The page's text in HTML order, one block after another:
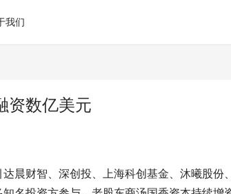
我们
资数亿美元
晨财智、深创投、上海科创基金、沐曦股份